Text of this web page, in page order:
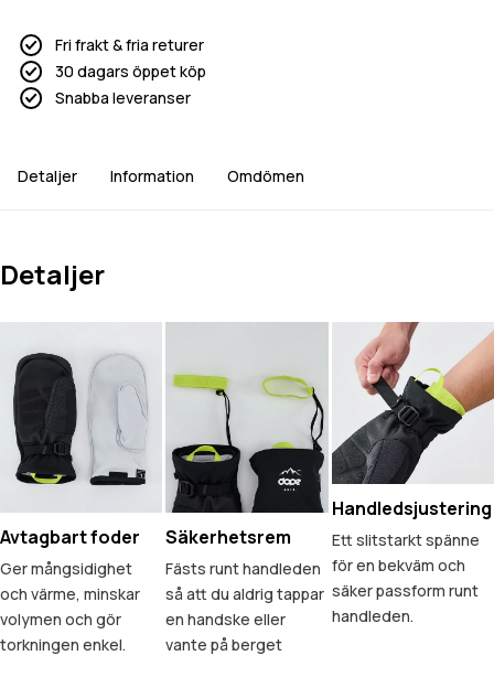
Fri frakt & fria returer
30 dagars öppet köp
Snabba leveranser
Detaljer Information Omdömen
Detaljer
Avtagbart foder
Ger mångsidighet
och värme, minskar
volymen och gör
torkningen enkel.
Säkerhetsrem
Fästs runt handleden
så att du aldrig tappar
en handske eller
vante på berget
Handledsjustering
Ett slitstarkt spänne
för en bekväm och
säker passform runt
handleden.